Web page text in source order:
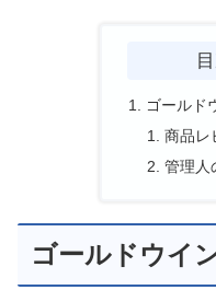
ゴールド
商品レ
管理人
ゴールドウイ